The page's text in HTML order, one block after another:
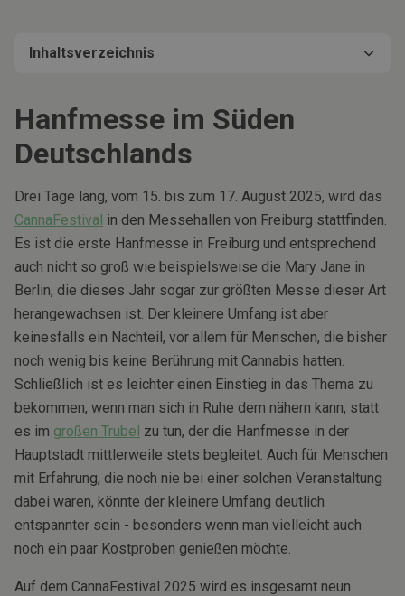
Inhaltsverzeichnis
Hanfmesse im Süden
Deutschlands
Drei Tage lang, vom 15. bis zum 17. August 2025, wird das
CannaFestival in den Messehallen von Freiburg stattfinden.
Es ist die erste Hanfmesse in Freiburg und entsprechend
auch nicht so groß wie beispielsweise die Mary Jane in
Berlin, die dieses Jahr sogar zur größten Messe dieser Art
herangewachsen ist. Der kleinere Umfang ist aber
keinesfalls ein Nachteil, vor allem für Menschen, die bisher
noch wenig bis keine Berührung mit Cannabis hatten.
Schließlich ist es leichter einen Einstieg in das Thema zu
bekommen, wenn man sich in Ruhe dem nähern kann, statt
es im großen Trubel zu tun, der die Hanfmesse in der
Hauptstadt mittlerweile stets begleitet. Auch für Menschen
mit Erfahrung, die noch nie bei einer solchen Veranstaltung
dabei waren, könnte der kleinere Umfang deutlich
entspannter sein - besonders wenn man vielleicht auch
noch ein paar Kostproben genießen möchte.
Auf dem CannaFestival 2025 wird es insgesamt neun